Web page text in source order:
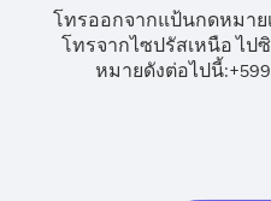
โทรออกจากแป้นกดหมาย
โทรจากไซปรัสเหนือ ไป
หมายดังต่อไปนี้:+599